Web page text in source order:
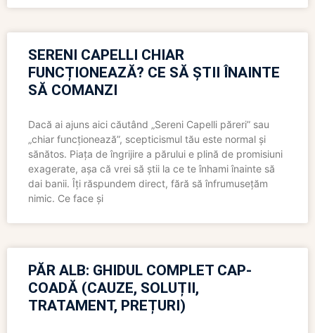
SERENI CAPELLI CHIAR
FUNCȚIONEAZĂ? CE SĂ ȘTII ÎNAINTE
SĂ COMANZI
Dacă ai ajuns aici căutând „Sereni Capelli păreri” sau
„chiar funcționează”, scepticismul tău este normal și
sănătos. Piața de îngrijire a părului e plină de promisiuni
exagerate, așa că vrei să știi la ce te înhami înainte să
dai banii. Îți răspundem direct, fără să înfrumusețăm
nimic. Ce face și
PĂR ALB: GHIDUL COMPLET CAP-
COADĂ (CAUZE, SOLUȚII,
TRATAMENT, PREȚURI)